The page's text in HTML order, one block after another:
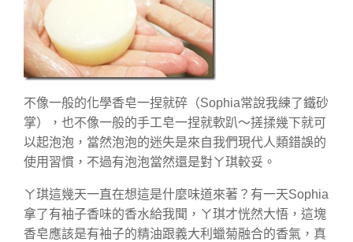
不像一般的化學香皂一捏就碎（Sophia常說我練了鐵砂
掌），也不像一般的手工皂一捏就軟趴～搓揉幾下就可
以起泡泡，當然泡泡的迷失是來自我們現代人類錯誤的
使用習慣，不過有泡泡當然還是對ㄚ琪較妥。
ㄚ琪這幾天一直在想這是什麼味道來著？有一天Sophia
拿了有袖子香味的香水給我聞，ㄚ琪才恍然大悟，這塊
香皂應該是有袖子的精油跟義大利蠟菊融合的香氣，真